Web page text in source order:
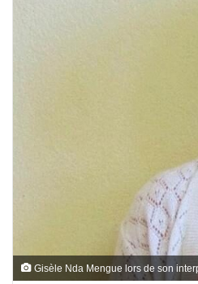
Gisèle Nda Mengue lors de son